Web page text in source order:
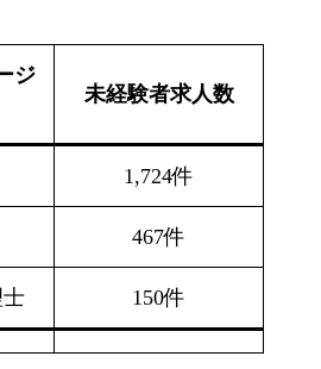
ジ
未経験者求人数
1,724件
467件
150件